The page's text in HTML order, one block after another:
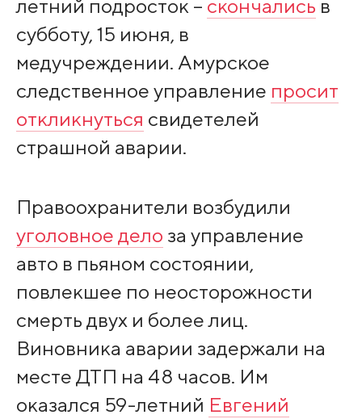
летний подросток – скончались в
субботу, 15 июня, в
медучреждении. Амурское
следственное управление просит
откликнуться свидетелей
страшной аварии.
Правоохранители возбудили
уголовное дело за управление
авто в пьяном состоянии,
повлекшее по неосторожности
смерть двух и более лиц.
Виновника аварии задержали на
месте ДТП на 48 часов. Им
оказался 59-летний Евгений